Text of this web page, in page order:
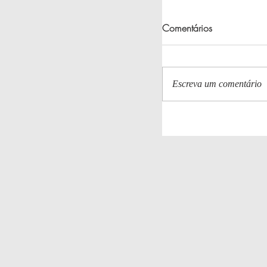
Comentários
Escreva um comentário